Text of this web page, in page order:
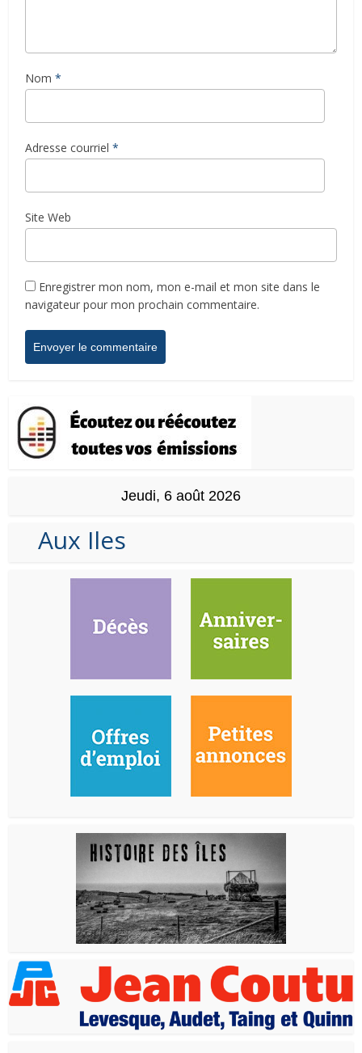
Nom *
Adresse courriel *
Site Web
Enregistrer mon nom, mon e-mail et mon site dans le
navigateur pour mon prochain commentaire.
Jeudi, 6 août 2026
Aux Iles